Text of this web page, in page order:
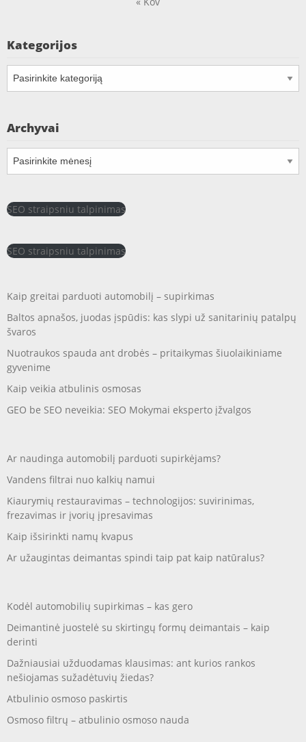
Kategorijos
Kategorijos
Archyvai
Archyvai
SEO straipsniu talpinimas
SEO straipsniu talpinimas
Kaip greitai parduoti automobilį – supirkimas
Baltos apnašos, juodas įspūdis: kas slypi už sanitarinių patalpų
švaros
Nuotraukos spauda ant drobės – pritaikymas šiuolaikiniame
gyvenime
Kaip veikia atbulinis osmosas
GEO be SEO neveikia: SEO Mokymai eksperto įžvalgos
Ar naudinga automobilį parduoti supirkėjams?
Vandens filtrai nuo kalkių namui
Kiaurymių restauravimas – technologijos: suvirinimas,
frezavimas ir įvorių įpresavimas
Kaip išsirinkti namų kvapus
Ar užaugintas deimantas spindi taip pat kaip natūralus?
Kodėl automobilių supirkimas – kas gero
Deimantinė juostelė su skirtingų formų deimantais – kaip
derinti
Dažniausiai užduodamas klausimas: ant kurios rankos
nešiojamas sužadėtuvių žiedas?
Atbulinio osmoso paskirtis
Osmoso filtrų – atbulinio osmoso nauda